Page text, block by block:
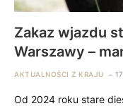
Zakaz wjazdu
Warszawy –
AKTUALNOŚCI Z KRAJU
Od 2024 roku stare